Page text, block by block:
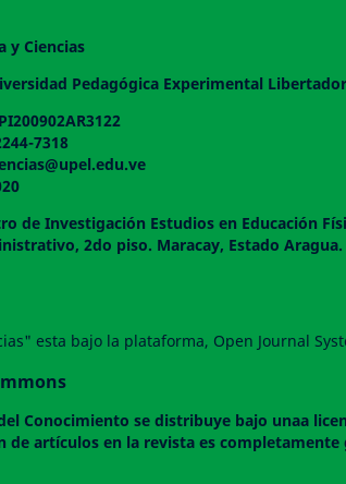
y Ciencias
Pedagógica Experimental
7318
de Investigación Estudios en Educación
2do piso. Maracay,
esta bajo la plataforma, Open Journal
Conocimiento se distribuye bajo unaa
de artículos en la revista es